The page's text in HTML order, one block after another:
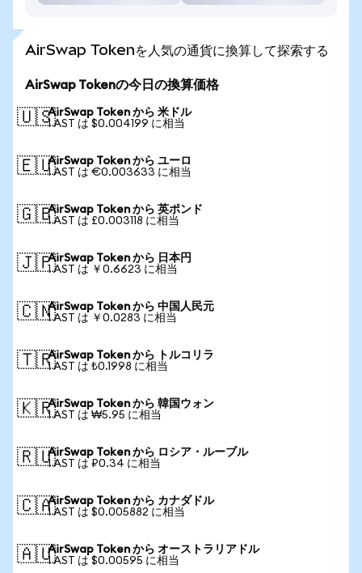
AirSwap Tokenを人気の通貨に換算して探索する
AirSwap Tokenの今日の換算価格
🇺🇸AirSwap Token から 米ドル
1 AST は $0.004199 に相当
🇪🇺AirSwap Token から ユーロ
1 AST は €0.003633 に相当
🇬🇧AirSwap Token から 英ポンド
1 AST は £0.003118 に相当
🇯🇵AirSwap Token から 日本円
1 AST は ￥0.6623 に相当
🇨🇳AirSwap Token から 中国人民元
1 AST は ￥0.0283 に相当
🇹🇷AirSwap Token から トルコリラ
1 AST は ₺0.1998 に相当
🇰🇷AirSwap Token から 韓国ウォン
1 AST は ₩5.95 に相当
🇷🇺AirSwap Token から ロシア・ルーブル
1 AST は ₽0.34 に相当
🇨🇦AirSwap Token から カナダドル
1 AST は $0.005882 に相当
🇦🇺AirSwap Token から オーストラリアドル
1 AST は $0.00595 に相当